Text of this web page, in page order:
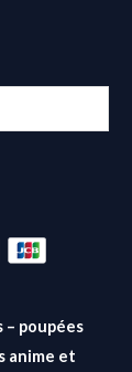
poupées
anime et